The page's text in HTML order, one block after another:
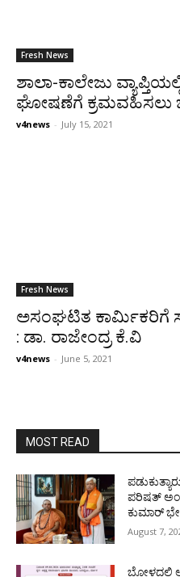
Fresh News
ಶಾಲಾ-ಕಾಲೇಜು
ಘೋಷಣೆಗೆ ಕ್ರಮವಹಿಸಲು
v4news - July 15, 2021
Fresh News
ಅಸಂಘಟಿತ ಕಾರ್ಮಿಕರಿಗೆ
: ಡಾ. ರಾಜೇಂದ್ರ ಕೆ.ವಿ
v4news - June 5, 2021
MOST READ
ಪರಿಷತ್
ಕುಮಾರ್
August 7,
ಬೋಳದಲ್ಲಿ